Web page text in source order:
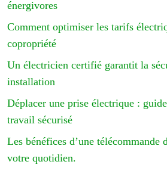
énergivores
Comment optimiser les tarifs
copropriété
Un électricien certifié garantit la
installation
Déplacer une prise électrique :
travail sécurisé
Les bénéfices d’une
votre quotidien.